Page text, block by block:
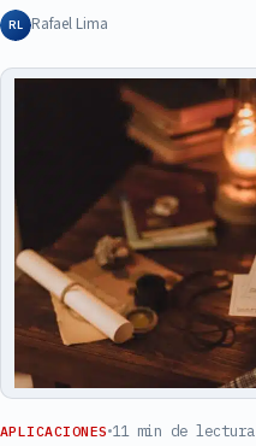
RL Rafael Lima
APLICACIONES 11 min de lectura